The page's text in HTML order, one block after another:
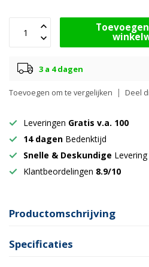
3 a 4 dagen
Toevoegen om te vergelijken Deel
Leveringen Gratis v.a. 100
14 dagen Bedenktijd
Snelle & Deskundige Levering
Klantbeordelingen 8.9/10
Productomschrijving
Specificaties